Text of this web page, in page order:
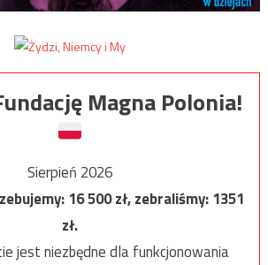
Magna Polonia!
Sierpień 2026
16 500zł, zebraliśmy:1351
zł.
jest niezbędne dla funkcjonowania